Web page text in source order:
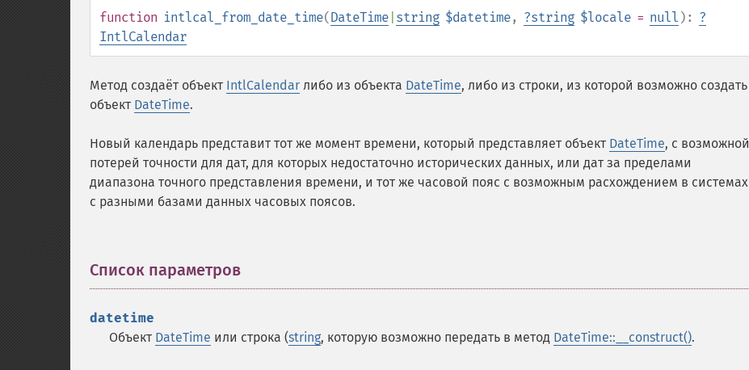
function intlcal_from_date_time(DateTime string $datetime, ?string $locale = null ): ?
IntlCalendar
Метод создаёт объект IntlCalendar либо из объекта DateTime, либо из строки, из которой возможно создать
объект DateTime.
Новый календарь представит тот же момент времени, который представляет объект DateTime, с возможной
потерей точности для дат, для которых недостаточно исторических данных, или дат за пределами
диапазона точного представления времени, и тот же часовой пояс с возможным расхождением в системах
с разными базами данных часовых поясов.
Список параметров
datetime
Объект DateTime или строка (string, которую возможно передать в метод DateTime::__construct().